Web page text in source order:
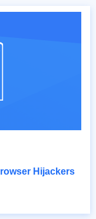
Hijackers